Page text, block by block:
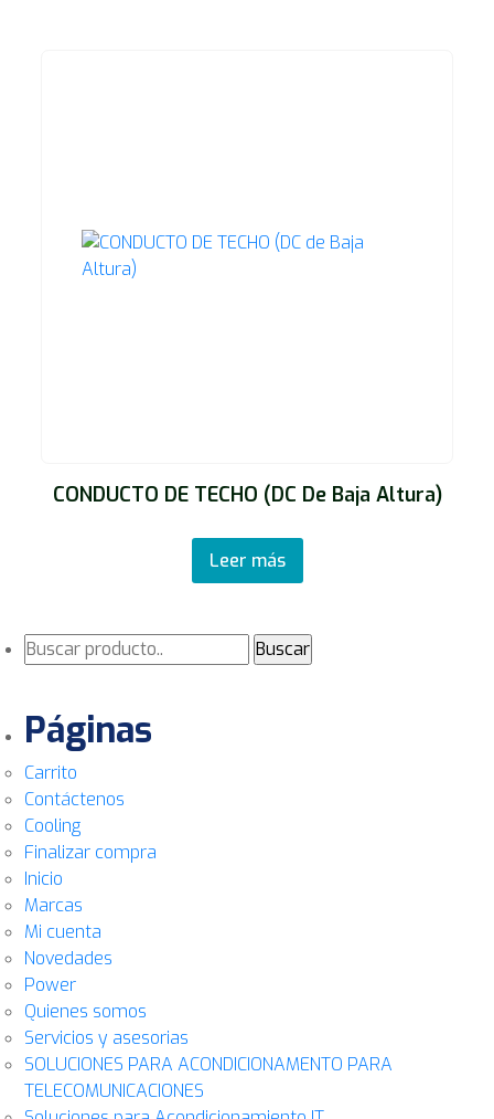
CONDUCTO DE TECHO (DC De Baja Altura)
Leer más
Páginas
Carrito
Contáctenos
Cooling
Finalizar compra
Inicio
Marcas
Mi cuenta
Novedades
Power
Quienes somos
Servicios y asesorias
SOLUCIONES PARA ACONDICIONAMENTO PARA
TELECOMUNICACIONES